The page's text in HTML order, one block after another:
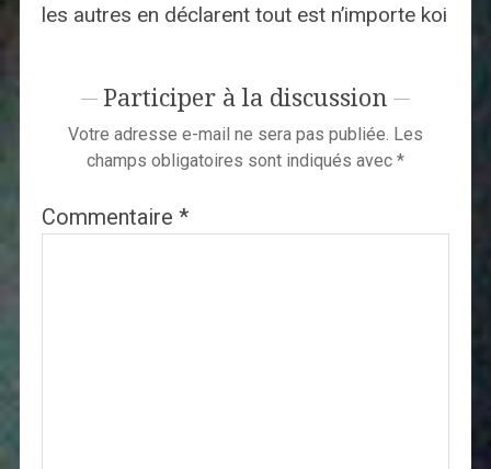
les autres en déclarent tout est n’importe koi
Participer à la discussion
Votre adresse e-mail ne sera pas publiée. Les
champs obligatoires sont indiqués avec *
Commentaire *